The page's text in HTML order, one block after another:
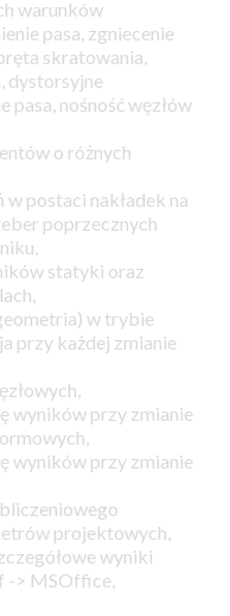
warunków
pasa, zgniecenie
skratowania,
dystorsyjne
pasa, nośność węzłów
o różnych
postaci nakładek na
poprzecznych
statyki oraz
w trybie
przy każdej zmianie
wyników przy zmianie
wyników przy zmianie
projektowych,
wyniki
-> MSOffice,